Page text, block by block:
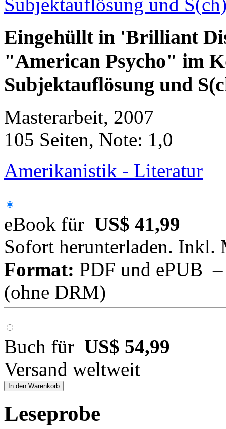
Eingehüllt in 'Brilliant
"American Psycho" im
Subjektauflösung und
Masterarbeit, 2007
105 Seiten, Note: 1,0
Amerikanistik - Literatur
eBook für US$ 41,99
Sofort herunterladen. Inkl.
Format: PDF und ePUB
(ohne DRM)
Buch für US$ 54,99
Versand weltweit
In den Warenkorb
Leseprobe